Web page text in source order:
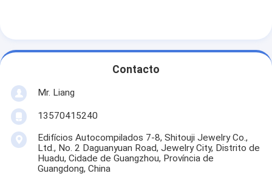
Contacto
Mr. Liang
13570415240
Edifícios Autocompilados 7-8, Shitouji Jewelry Co.,
Ltd., No. 2 Daguanyuan Road, Jewelry City, Distrito de
Huadu, Cidade de Guangzhou, Província de
Guangdong, China